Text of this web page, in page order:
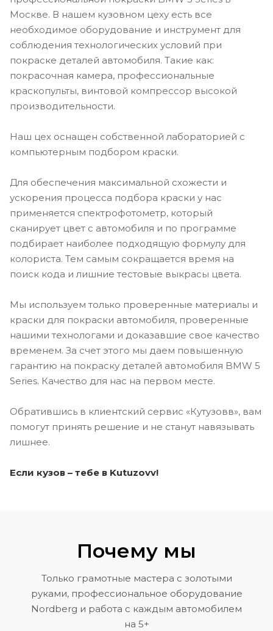
Москве. В нашем кузовном цеху есть все
необходимое оборудование и инструмент для
соблюдения технологических условий при
покраске деталей автомобиля. Такие как:
покрасочная камера, профессиональные
краскопульты, винтовой компрессор высокой
производительности.
Наш цех оснащен собственной лабораторией с
компьютерным подбором краски.
Для обеспечения максимальной схожести и
ускорения процесса подбора краски у нас
применяется спектрофотометр, который
сканирует цвет с автомобиля и по программе
подбирает наиболее подходящую формулу для
колориста. Тем самым сокращается время на
поиск кода и лишние тестовые выкрасы цвета.
Мы используем только проверенные материалы и
краски для покраски автомобиля, проверенные
нашими технологами и доказавшие свое качество
временем. За счет этого мы даем повышенную
гарантию на покраску деталей автомобиля BMW 5
Series. Качество для нас на первом месте.
Обратившись в клиентский сервис «Кутузовв», вам
помогут принять решение и не станут навязывать
лишнее.
Если кузов – тебе в Kutuzovv!
Почему мы
Только грамотные мастера с золотыми
руками, профессиональное оборудование
Nordberg и работа с каждым автомобилем
на 5+